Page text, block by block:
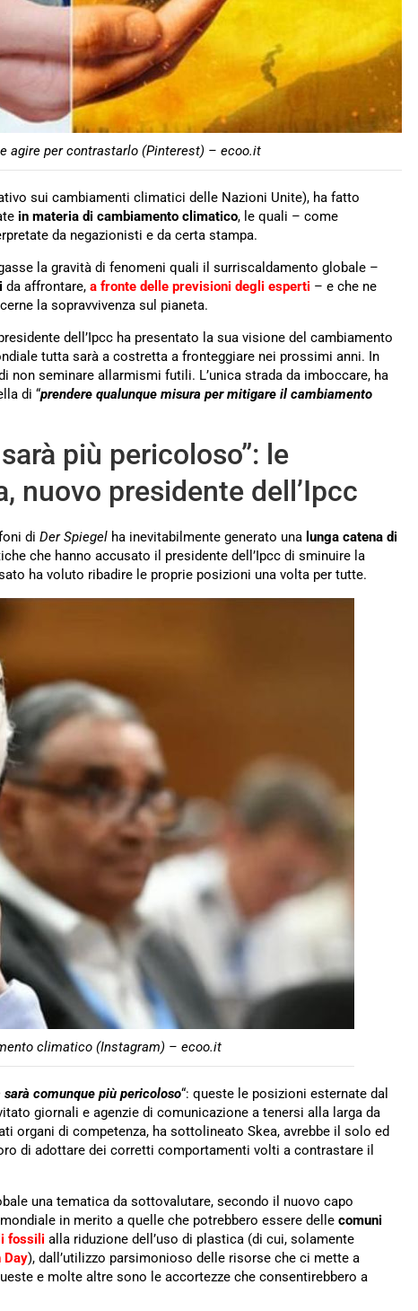
agire per contrastarlo (Pinterest) – ecoo.it
sui cambiamenti climatici delle Nazioni Unite), ha fatto
in materia di cambiamento climatico, le quali – come
da negazionisti e da certa stampa.
la gravità di fenomeni quali il surriscaldamento globale –
da affrontare, a fronte delle previsioni degli esperti – e che ne
la sopravvivenza sul pianeta.
dell’Ipcc ha presentato la sua visione del cambiamento
tutta sarà a costretta a fronteggiare nei prossimi anni. In
seminare allarmismi futili. L’unica strada da imboccare, ha
di “prendere qualunque misura per mitigare il cambiamento
più pericoloso”: le
nuovo presidente dell’Ipcc
di Der Spiegel ha inevitabilmente generato una lunga catena di
che hanno accusato il presidente dell’Ipcc di sminuire la
ha voluto ribadire le proprie posizioni una volta per tutte.
climatico (Instagram) – ecoo.it
sarà comunque più pericoloso“: queste le posizioni esternate dal
giornali e agenzie di comunicazione a tenersi alla larga da
organi di competenza, ha sottolineato Skea, avrebbe il solo ed
di adottare dei corretti comportamenti volti a contrastare il
una tematica da sottovalutare, secondo il nuovo capo
in merito a quelle che potrebbero essere delle comuni
fossili alla riduzione dell’uso di plastica (di cui, solamente
Day), dall’utilizzo parsimonioso delle risorse che ci mette a
e molte altre sono le accortezze che consentirebbero a